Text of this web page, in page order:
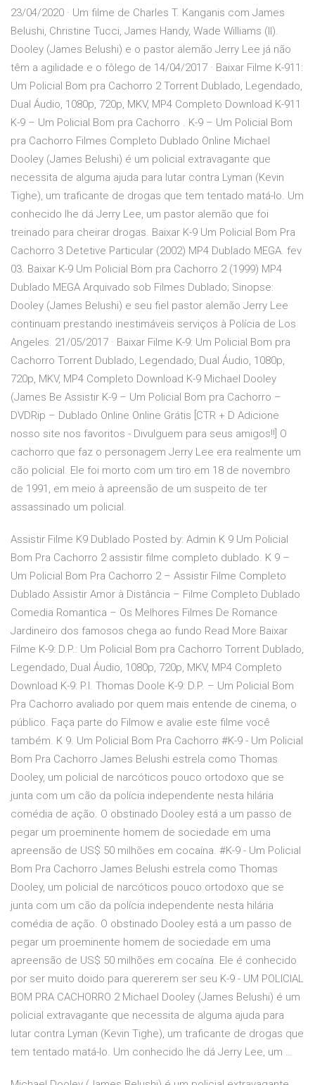
23/04/2020 · Um filme de Charles T. Kanganis com James
Belushi, Christine Tucci, James Handy, Wade Williams (II).
Dooley (James Belushi) e o pastor alemão Jerry Lee já não
têm a agilidade e o fôlego de 14/04/2017 · Baixar Filme K-911:
Um Policial Bom pra Cachorro 2 Torrent Dublado, Legendado,
Dual Áudio, 1080p, 720p, MKV, MP4 Completo Download K-911
K-9 – Um Policial Bom pra Cachorro . K-9 – Um Policial Bom
pra Cachorro Filmes Completo Dublado Online Michael
Dooley (James Belushi) é um policial extravagante que
necessita de alguma ajuda para lutar contra Lyman (Kevin
Tighe), um traficante de drogas que tem tentado matá-lo. Um
conhecido lhe dá Jerry Lee, um pastor alemão que foi
treinado para cheirar drogas. Baixar K-9 Um Policial Bom Pra
Cachorro 3 Detetive Particular (2002) MP4 Dublado MEGA. fev
03. Baixar K-9 Um Policial Bom pra Cachorro 2 (1999) MP4
Dublado MEGA Arquivado sob Filmes Dublado; Sinopse:
Dooley (James Belushi) e seu fiel pastor alemão Jerry Lee
continuam prestando inestimáveis serviços à Polícia de Los
Angeles. 21/05/2017 · Baixar Filme K-9: Um Policial Bom pra
Cachorro Torrent Dublado, Legendado, Dual Áudio, 1080p,
720p, MKV, MP4 Completo Download K-9 Michael Dooley
(James Be Assistir K-9 – Um Policial Bom pra Cachorro –
DVDRip – Dublado Online Online Grátis [CTR + D Adicione
nosso site nos favoritos - Divulguem para seus amigos!!] O
cachorro que faz o personagem Jerry Lee era realmente um
cão policial. Ele foi morto com um tiro em 18 de novembro
de 1991, em meio à apreensão de um suspeito de ter
assassinado um policial.
Assistir Filme K9 Dublado Posted by: Admin K 9 Um Policial
Bom Pra Cachorro 2 assistir filme completo dublado. K 9 –
Um Policial Bom Pra Cachorro 2 – Assistir Filme Completo
Dublado Assistir Amor à Distância – Filme Completo Dublado
Comedia Romantica – Os Melhores Filmes De Romance
Jardineiro dos famosos chega ao fundo Read More Baixar
Filme K-9: D.P.: Um Policial Bom pra Cachorro Torrent Dublado,
Legendado, Dual Áudio, 1080p, 720p, MKV, MP4 Completo
Download K-9: P.I. Thomas Doole K-9: D.P. – Um Policial Bom
Pra Cachorro avaliado por quem mais entende de cinema, o
público. Faça parte do Filmow e avalie este filme você
também. K 9. Um Policial Bom Pra Cachorro #K-9 - Um Policial
Bom Pra Cachorro James Belushi estrela como Thomas
Dooley, um policial de narcóticos pouco ortodoxo que se
junta com um cão da polícia independente nesta hilária
comédia de ação. O obstinado Dooley está a um passo de
pegar um proeminente homem de sociedade em uma
apreensão de US$ 50 milhões em cocaína. #K-9 - Um Policial
Bom Pra Cachorro James Belushi estrela como Thomas
Dooley, um policial de narcóticos pouco ortodoxo que se
junta com um cão da polícia independente nesta hilária
comédia de ação. O obstinado Dooley está a um passo de
pegar um proeminente homem de sociedade em uma
apreensão de US$ 50 milhões em cocaína. Ele é conhecido
por ser muito doido para quererem ser seu K-9 - UM POLICIAL
BOM PRA CACHORRO 2 Michael Dooley (James Belushi) é um
policial extravagante que necessita de alguma ajuda para
lutar contra Lyman (Kevin Tighe), um traficante de drogas que
tem tentado matá-lo. Um conhecido lhe dá Jerry Lee, um …